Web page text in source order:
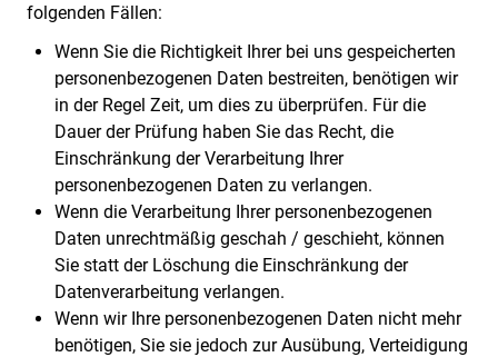
folgenden Fällen:
Wenn Sie die Richtigkeit Ihrer bei uns gespeicherten
personenbezogenen Daten bestreiten, benötigen wir
in der Regel Zeit, um dies zu überprüfen. Für die
Dauer der Prüfung haben Sie das Recht, die
Einschränkung der Verarbeitung Ihrer
personenbezogenen Daten zu verlangen.
Wenn die Verarbeitung Ihrer personenbezogenen
Daten unrechtmäßig geschah / geschieht, können
Sie statt der Löschung die Einschränkung der
Datenverarbeitung verlangen.
Wenn wir Ihre personenbezogenen Daten nicht mehr
benötigen, Sie sie jedoch zur Ausübung, Verteidigung